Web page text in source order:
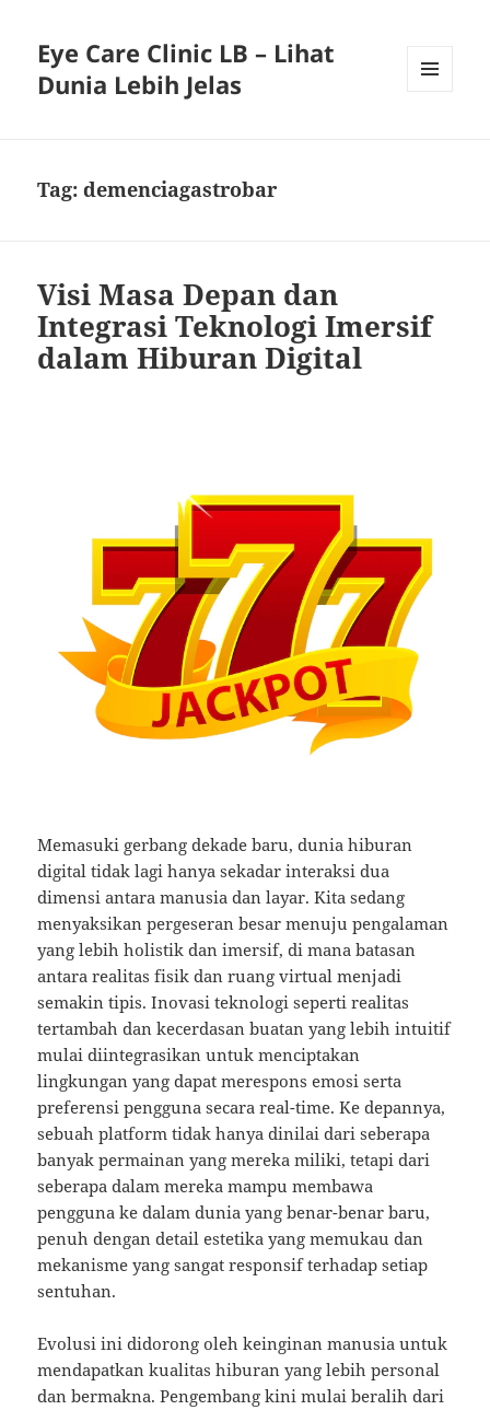
Eye Care Clinic LB – Lihat
Dunia Lebih Jelas
Tag:demenciagastrobar
Visi Masa Depan dan
Integrasi Teknologi Imersif
dalam Hiburan Digital
Memasuki gerbang dekade baru, dunia hiburan
digital tidak lagi hanya sekadar interaksi dua
dimensi antara manusia dan layar. Kita sedang
menyaksikan pergeseran besar menuju pengalaman
yang lebih holistik dan imersif, di mana batasan
antara realitas fisik dan ruang virtual menjadi
semakin tipis. Inovasi teknologi seperti realitas
tertambah dan kecerdasan buatan yang lebih intuitif
mulai diintegrasikan untuk menciptakan
lingkungan yang dapat merespons emosi serta
preferensi pengguna secara real-time. Ke depannya,
sebuah platform tidak hanya dinilai dari seberapa
banyak permainan yang mereka miliki, tetapi dari
seberapa dalam mereka mampu membawa
pengguna ke dalam dunia yang benar-benar baru,
penuh dengan detail estetika yang memukau dan
mekanisme yang sangat responsif terhadap setiap
sentuhan.
Evolusi ini didorong oleh keinginan manusia untuk
mendapatkan kualitas hiburan yang lebih personal
dan bermakna. Pengembang kini mulai beralih dari